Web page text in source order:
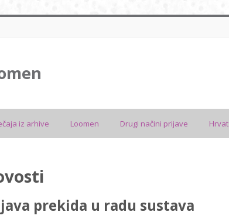
iz arhive Loomen Drugi načini prijave
prekida u radu sustava